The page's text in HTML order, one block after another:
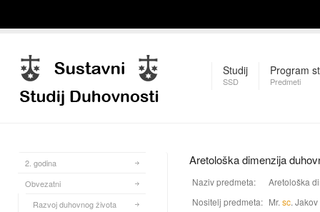
Studij
SSD
Program
Predmeti
Aretološka dimenzija
Naziv predmeta:
Aretološka
Nositelj predmeta: Mr. sc.
2. godina
Obvezatni
Razvoj duhovnog života